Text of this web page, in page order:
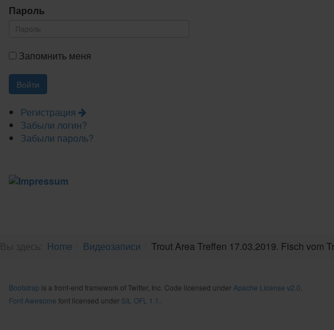
Пароль
Запомнить меня
Регистрация
Забыли логин?
Забыли пароль?
Home Видеозаписи Trout Area Treffen 17.03.2019. Fisch vom
Bootstrap is a front-end framework of Twitter, Inc. Code licensed under Apache License v2.0
Font Awesome font licensed under SIL OFL 1.1